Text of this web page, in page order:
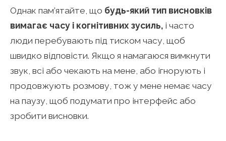
Однак пам’ятайте, що будь-який тип висновків
вимагає часу і когнітивних зусиль, і часто
люди перебувають під тиском часу, щоб
швидко відповісти. Якщо я намагаюся вимкнути
звук, всі або чекають на мене, або ігнорують і
продовжують розмову, тож у мене немає часу
на паузу, щоб подумати про інтерфейс або
зробити висновки.